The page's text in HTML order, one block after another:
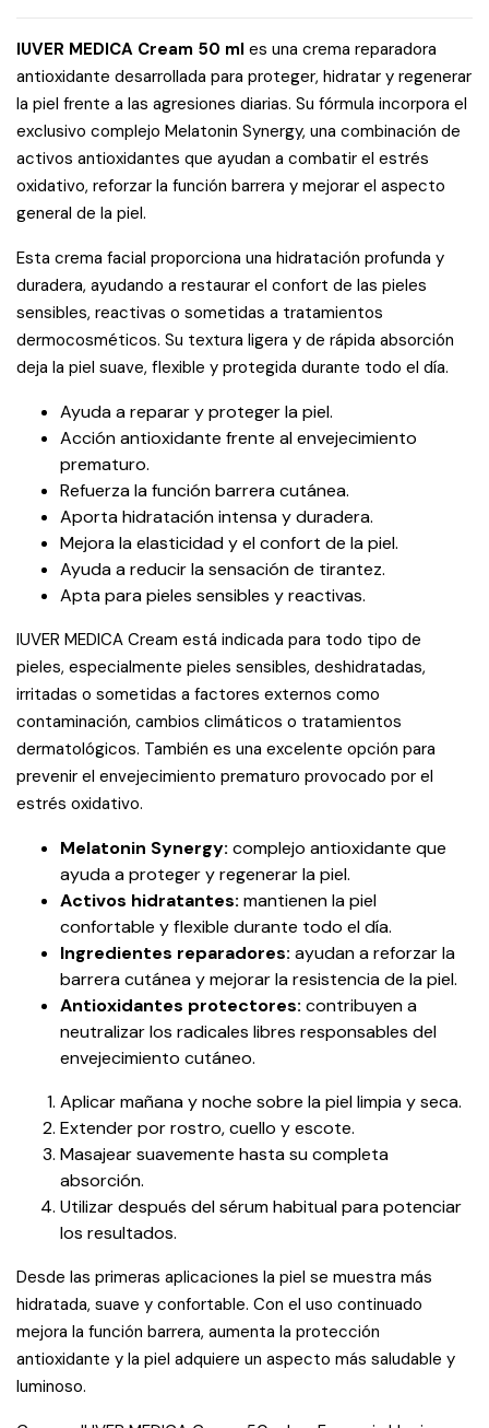
IUVER MEDICA Cream 50 ml es una crema reparadora
antioxidante desarrollada para proteger, hidratar y regenerar
la piel frente a las agresiones diarias. Su fórmula incorpora el
exclusivo complejo Melatonin Synergy, una combinación de
activos antioxidantes que ayudan a combatir el estrés
oxidativo, reforzar la función barrera y mejorar el aspecto
general de la piel.
Esta crema facial proporciona una hidratación profunda y
duradera, ayudando a restaurar el confort de las pieles
sensibles, reactivas o sometidas a tratamientos
dermocosméticos. Su textura ligera y de rápida absorción
deja la piel suave, flexible y protegida durante todo el día.
Ayuda a reparar y proteger la piel.
Acción antioxidante frente al envejecimiento
prematuro.
Refuerza la función barrera cutánea.
Aporta hidratación intensa y duradera.
Mejora la elasticidad y el confort de la piel.
Ayuda a reducir la sensación de tirantez.
Apta para pieles sensibles y reactivas.
IUVER MEDICA Cream está indicada para todo tipo de
pieles, especialmente pieles sensibles, deshidratadas,
irritadas o sometidas a factores externos como
contaminación, cambios climáticos o tratamientos
dermatológicos. También es una excelente opción para
prevenir el envejecimiento prematuro provocado por el
estrés oxidativo.
Melatonin Synergy: complejo antioxidante que
ayuda a proteger y regenerar la piel.
Activos hidratantes: mantienen la piel
confortable y flexible durante todo el día.
Ingredientes reparadores: ayudan a reforzar la
barrera cutánea y mejorar la resistencia de la piel.
Antioxidantes protectores: contribuyen a
neutralizar los radicales libres responsables del
envejecimiento cutáneo.
Aplicar mañana y noche sobre la piel limpia y seca.
Extender por rostro, cuello y escote.
Masajear suavemente hasta su completa
absorción.
Utilizar después del sérum habitual para potenciar
los resultados.
Desde las primeras aplicaciones la piel se muestra más
hidratada, suave y confortable. Con el uso continuado
mejora la función barrera, aumenta la protección
antioxidante y la piel adquiere un aspecto más saludable y
luminoso.